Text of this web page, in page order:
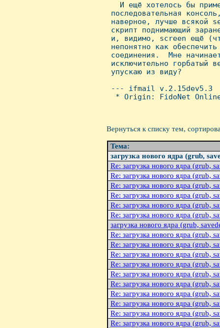
И ещё хотелось бы
последовательная
наверное, лучше
скрипт поднимающий
и, видимо, screen ещё
непонятно как
соединения.  Мне
исключительно горбатый
упускаю из виду?
--- ifmail v.2.15dev5.3
* Origin: FidoNet
Вернуться к списку тем,
Тема:
загрузка нового ядра (grub,
Re: загрузка нового ядра (grub,
Re: загрузка нового ядра (grub,
Re: загрузка нового ядра (grub,
Re: загрузка нового ядра (grub,
Re: загрузка нового ядра (grub,
Re: загрузка нового ядра (grub,
загрузка нового ядра (grub,
Re: загрузка нового ядра (grub,
Re: загрузка нового ядра (grub,
Re: загрузка нового ядра (grub,
Re: загрузка нового ядра (grub,
Re: загрузка нового ядра (grub,
Re: загрузка нового ядра (grub,
Re: загрузка нового ядра (grub,
Re: загрузка нового ядра (grub,
Re: загрузка нового ядра (grub,
Re: загрузка нового ядра (grub,